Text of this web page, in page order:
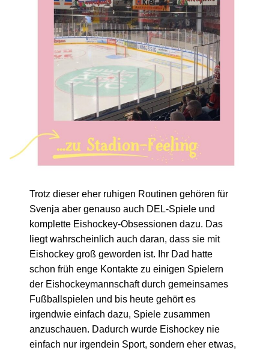
Trotz dieser eher ruhigen Routinen gehören für
Svenja aber genauso auch DEL-Spiele und
komplette Eishockey-Obsessionen dazu. Das
liegt wahrscheinlich auch daran, dass sie mit
Eishockey groß geworden ist. Ihr Dad hatte
schon früh enge Kontakte zu einigen Spielern
der Eishockeymannschaft durch gemeinsames
Fußballspielen und bis heute gehört es
irgendwie einfach dazu, Spiele zusammen
anzuschauen. Dadurch wurde Eishockey nie
einfach nur irgendein Sport, sondern eher etwas,